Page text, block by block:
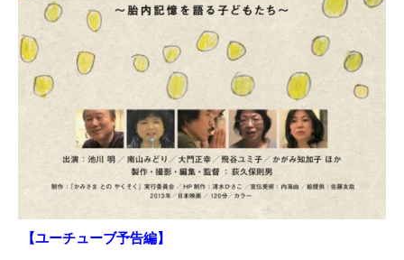
【ユーチューブ予告編】